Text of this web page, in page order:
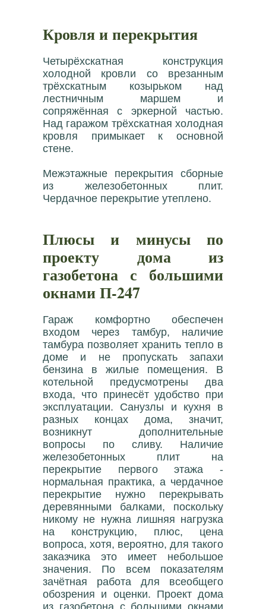
Кровля и перекрытия
Четырёхскатная конструкция
холодной кровли со врезанным
трёхскатным козырьком над
лестничным маршем и
сопряжённая с эркерной частью.
Над гаражом трёхскатная холодная
кровля примыкает к основной
стене.
Межэтажные перекрытия сборные
из железобетонных плит.
Чердачное перекрытие утеплено.
Плюсы и минусы по
проекту дома из
газобетона с большими
окнами П-247
Гараж комфортно обеспечен
входом через тамбур, наличие
тамбура позволяет хранить тепло в
доме и не пропускать запахи
бензина в жилые помещения. В
котельной предусмотрены два
входа, что принесёт удобство при
эксплуатации. Санузлы и кухня в
разных концах дома, значит,
возникнут дополнительные
вопросы по сливу. Наличие
железобетонных плит на
перекрытие первого этажа -
нормальная практика, а чердачное
перекрытие нужно перекрывать
деревянными балками, поскольку
никому не нужна лишняя нагрузка
на конструкцию, плюс, цена
вопроса, хотя, вероятно, для такого
заказчика это имеет небольшое
значения. По всем показателям
зачётная работа для всеобщего
обозрения и оценки. Проект дома
из газобетона с большими окнами